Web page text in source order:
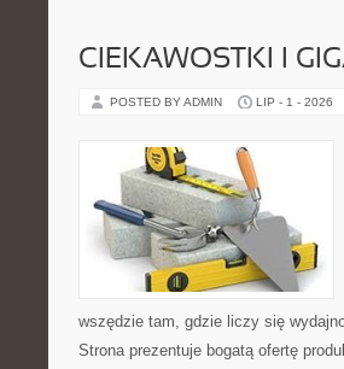
CIEKAWOSTKI I
POSTED BY ADMIN LIP - 1 - 2026
wszędzie tam, gdzie liczy się
Strona prezentuje bogatą ofertę